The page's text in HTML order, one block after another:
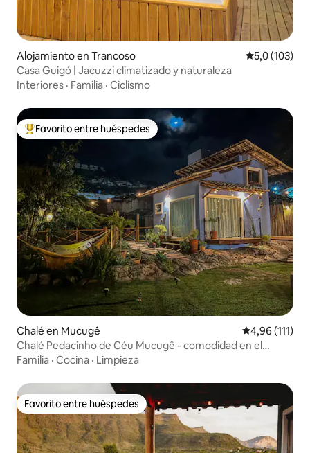
Alojamiento en Trancoso Calificación
5,0 (103)
Casa Guigó | Jacuzzi climatizado y naturaleza
Interiores · Familia · Ciclismo
Favorito entre los huéspedes más destacados
Favorito entre huéspedes
Chalé en Mucugê Calificación
4,96 (111)
Chalé Pedacinho de Céu Mucugê - comodidad en el
centro
Familia · Cocina · Limpieza
Favorito entre huéspedes
Favorito entre huéspedes